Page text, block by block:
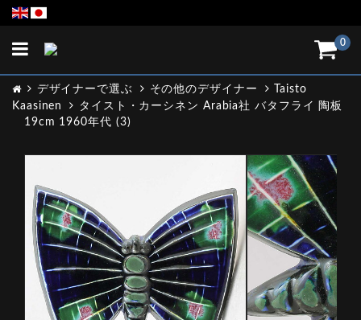
0
Toggle
デザイナーで選ぶ その他のデザイナー
Taisto
Kaasinen
タイスト・カーシネン Arabia社 バタフライ 陶板
19cm 1960年代 (3)